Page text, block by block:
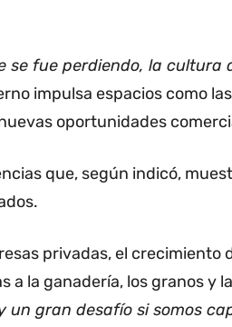
se fue perdiendo, la cultura
impulsa espacios como
oportunidades
que, según indicó,
privadas, el crecimiento
a la ganadería, los granos y
un gran desafío si somos